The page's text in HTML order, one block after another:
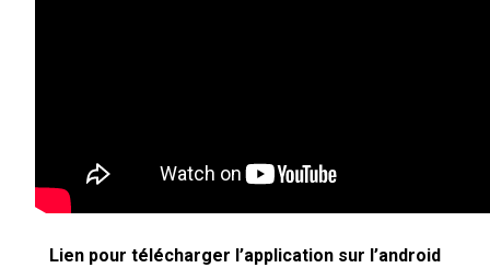
Lien pour télécharger l’application sur l’android